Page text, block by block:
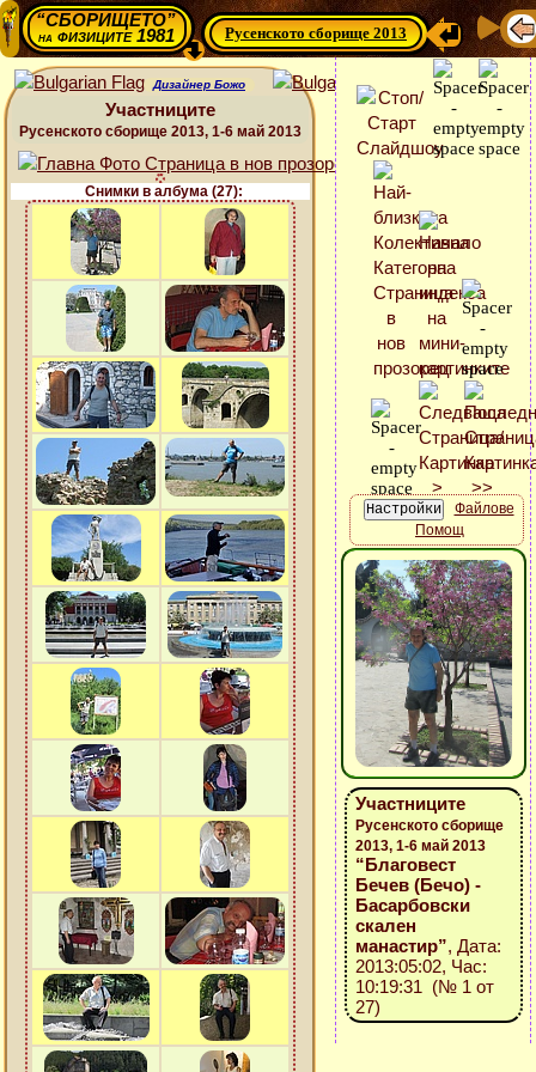
“СБОРИЩЕТО”
нафизиците 1981 Русенското сборище 2013
Дизайнер Божо
Участниците
Русенското сборище 2013, 1-6 май 2013
Снимки в албума (27):
Файлове
Помощ
Участниците
Русенското сборище
2013, 1-6 май 2013
“Благовест
Бечев (Бечо) -
Басарбовски
скален
манастир”, Дата:
2013:05:02, Час:
10:19:31 (№ 1 от
27)